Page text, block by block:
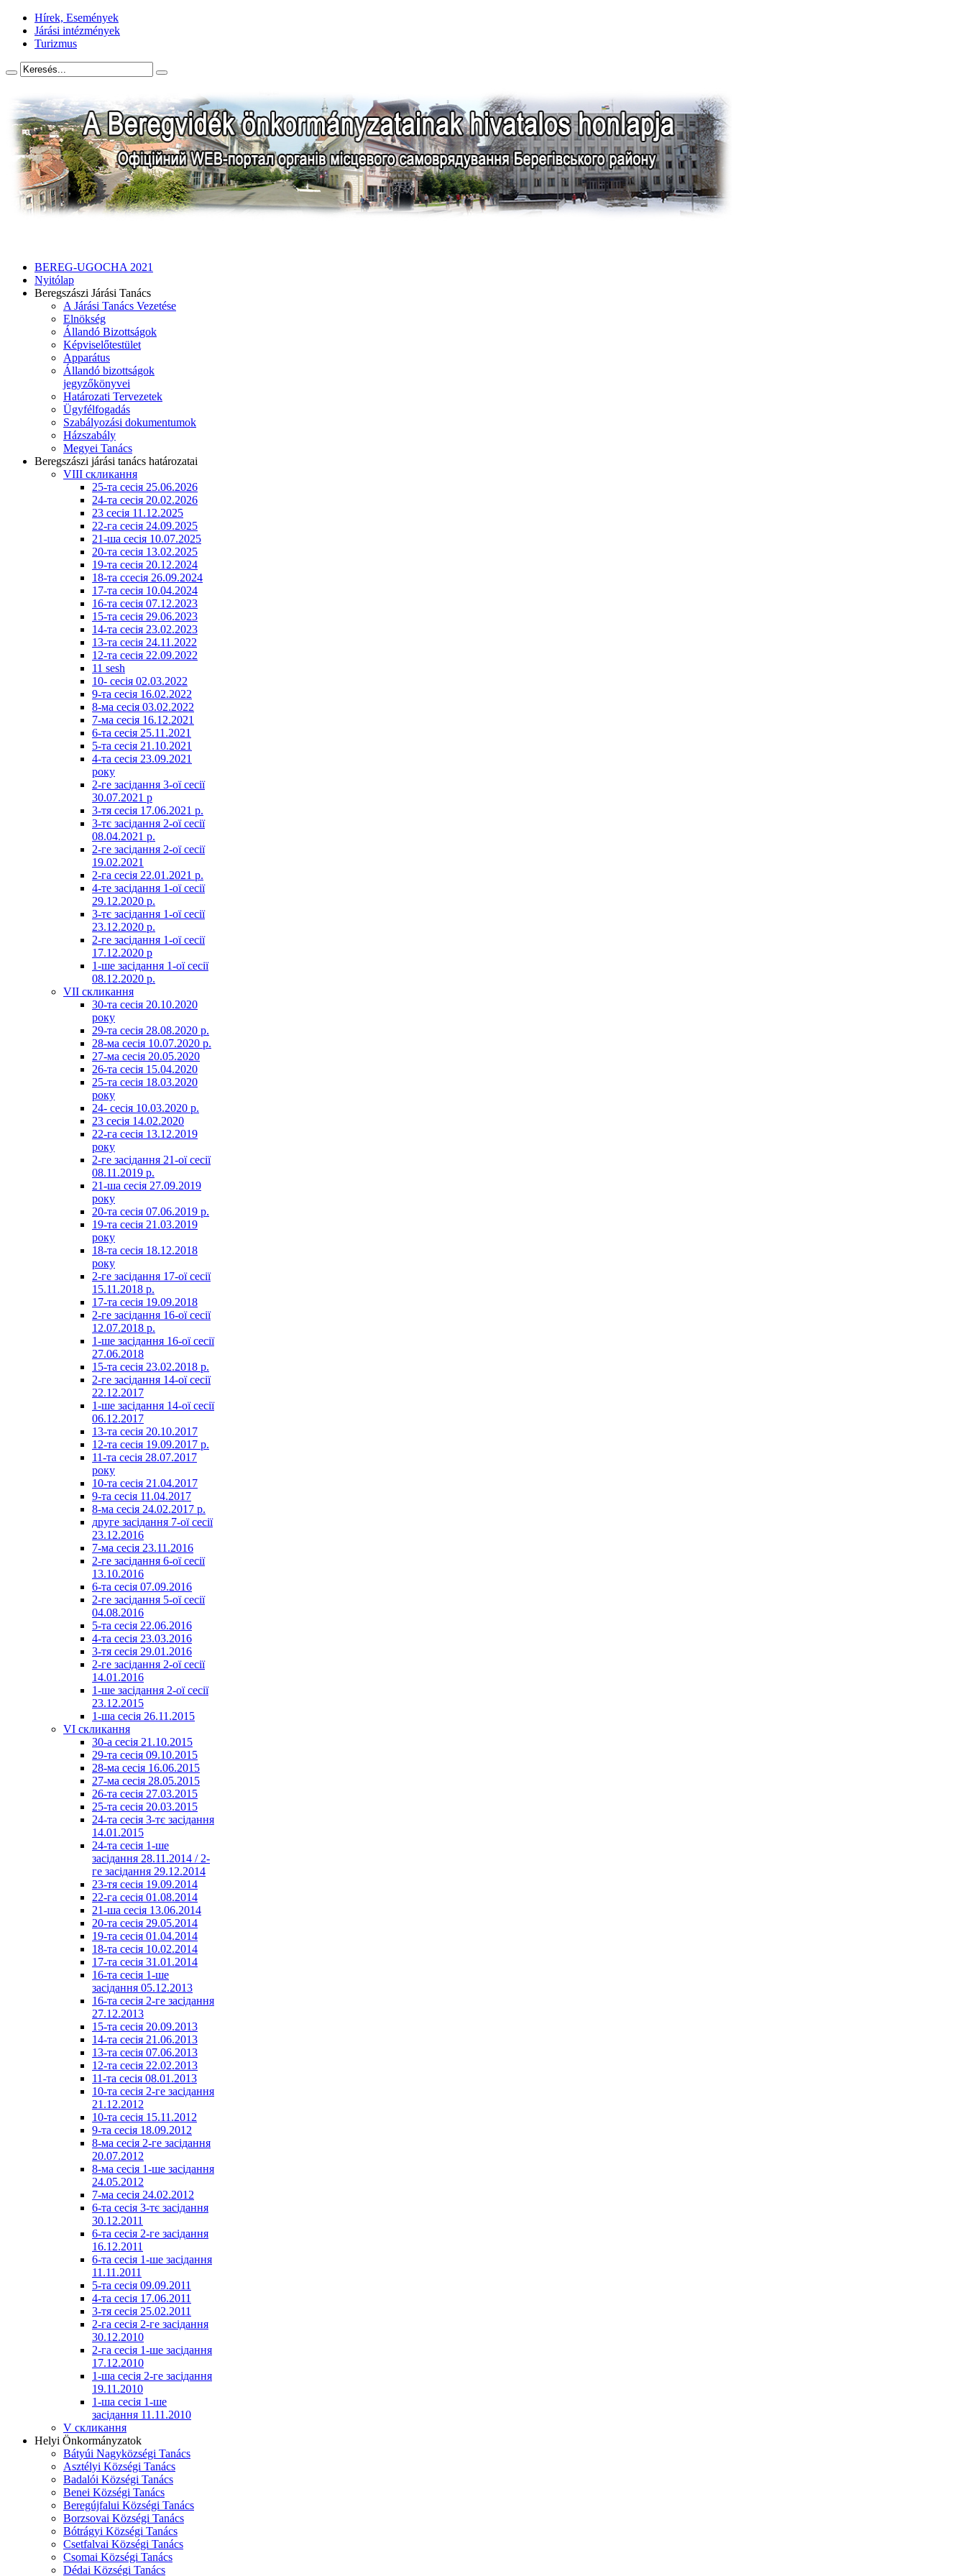
Hírek, Események
Járási intézmények
Turizmus
BEREG-UGOCHA 2021
Nyitólap
Beregszászi Járási Tanács
A Járási Tanács Vezetése
Elnökség
Állandó Bizottságok
Képviselőtestület
Apparátus
Állandó bizottságok
jegyzőkönyvei
Határozati Tervezetek
Ügyfélfogadás
Szabályozási dokumentumok
Házszabály
Megyei Tanács
Beregszászi járási tanács határozatai
VIII скликання
25-та сесія 25.06.2026
24-та сесія 20.02.2026
23 сесія 11.12.2025
22-га сесія 24.09.2025
21-ша сесія 10.07.2025
20-та сесія 13.02.2025
19-та сесія 20.12.2024
18-та ссесія 26.09.2024
17-та сесія 10.04.2024
16-та сесія 07.12.2023
15-та сесія 29.06.2023
14-та сесія 23.02.2023
13-та сесія 24.11.2022
12-та сесія 22.09.2022
11 sesh
10- сесія 02.03.2022
9-та сесія 16.02.2022
8-ма сесія 03.02.2022
7-ма сесія 16.12.2021
6-та сесія 25.11.2021
5-та сесія 21.10.2021
4-та сесія 23.09.2021
року
2-ге засідання 3-ої сесії
30.07.2021 р
3-тя сесія 17.06.2021 р.
3-тє засідання 2-ої сесії
08.04.2021 р.
2-ге засідання 2-ої сесії
19.02.2021
2-га сесія 22.01.2021 р.
4-те засідання 1-ої сесії
29.12.2020 р.
3-тє засідання 1-ої сесії
23.12.2020 р.
2-ге засідання 1-ої сесії
17.12.2020 р
1-ше засідання 1-ої сесії
08.12.2020 р.
VII скликання
30-та сесія 20.10.2020
року
29-та сесія 28.08.2020 р.
28-ма сесія 10.07.2020 р.
27-ма сесія 20.05.2020
26-та сесія 15.04.2020
25-та сесія 18.03.2020
року
24- сесія 10.03.2020 р.
23 сесія 14.02.2020
22-га сесія 13.12.2019
року
2-ге засідання 21-ої сесії
08.11.2019 р.
21-ша сесія 27.09.2019
року
20-та сесія 07.06.2019 р.
19-та сесія 21.03.2019
року
18-та сесія 18.12.2018
року
2-ге засідання 17-ої сесії
15.11.2018 р.
17-та сесія 19.09.2018
2-ге засідання 16-ої сесії
12.07.2018 р.
1-ше засідання 16-ої сесії
27.06.2018
15-та сесія 23.02.2018 р.
2-ге засідання 14-ої сесії
22.12.2017
1-ше засідання 14-ої сесії
06.12.2017
13-та сесія 20.10.2017
12-та сесія 19.09.2017 р.
11-та сесія 28.07.2017
року
10-та сесія 21.04.2017
9-та сесія 11.04.2017
8-ма сесія 24.02.2017 р.
друге засідання 7-ої сесії
23.12.2016
7-ма сесія 23.11.2016
2-ге засідання 6-ої сесії
13.10.2016
6-та сесія 07.09.2016
2-ге засідання 5-ої сесії
04.08.2016
5-та сесія 22.06.2016
4-та сесія 23.03.2016
3-тя сесія 29.01.2016
2-ге засідання 2-ої сесії
14.01.2016
1-ше засідання 2-ої сесії
23.12.2015
1-ша сесія 26.11.2015
VI скликання
30-а сесія 21.10.2015
29-та сесія 09.10.2015
28-ма сесія 16.06.2015
27-ма сесія 28.05.2015
26-та сесія 27.03.2015
25-та сесія 20.03.2015
24-та сесія 3-тє засідання
14.01.2015
24-та сесія 1-ше
засідання 28.11.2014 / 2-
ге засідання 29.12.2014
23-тя сесія 19.09.2014
22-га сесія 01.08.2014
21-ша сесія 13.06.2014
20-та сесія 29.05.2014
19-та сесія 01.04.2014
18-та сесія 10.02.2014
17-та сесія 31.01.2014
16-та сесія 1-ше
засідання 05.12.2013
16-та сесія 2-ге засідання
27.12.2013
15-та сесія 20.09.2013
14-та сесія 21.06.2013
13-та сесія 07.06.2013
12-та сесія 22.02.2013
11-та сесія 08.01.2013
10-та сесія 2-ге засідання
21.12.2012
10-та сесія 15.11.2012
9-та сесія 18.09.2012
8-ма сесія 2-ге засідання
20.07.2012
8-ма сесія 1-ше засідання
24.05.2012
7-ма сесія 24.02.2012
6-та сесія 3-тє засідання
30.12.2011
6-та сесія 2-ге засідання
16.12.2011
6-та сесія 1-ше засідання
11.11.2011
5-та сесія 09.09.2011
4-та сесія 17.06.2011
3-тя сесія 25.02.2011
2-га сесія 2-ге засідання
30.12.2010
2-га сесія 1-ше засідання
17.12.2010
1-ша сесія 2-ге засідання
19.11.2010
1-ша сесія 1-ше
засідання 11.11.2010
V скликання
Helyi Önkormányzatok
Bátyúi Nagyközségi Tanács
Asztélyi Községi Tanács
Badalói Községi Tanács
Benei Községi Tanács
Beregújfalui Községi Tanács
Borzsovai Községi Tanács
Bótrágyi Községi Tanács
Csetfalvai Községi Tanács
Csomai Községi Tanács
Dédai Községi Tanács